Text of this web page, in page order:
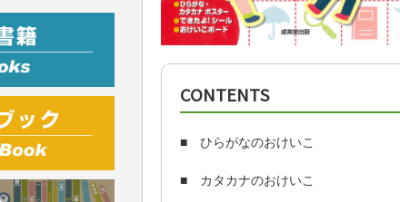
ステージ
CONTENTS
■ ひらがなのおけいこ
■ カタカナのおけいこ